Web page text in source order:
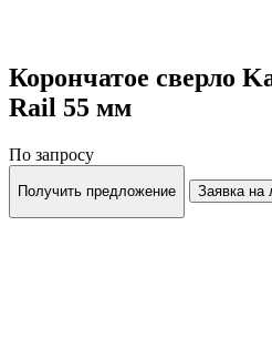
Корончатое сверло
Rail 55 мм
По запросу
Получить предложение Заявка на